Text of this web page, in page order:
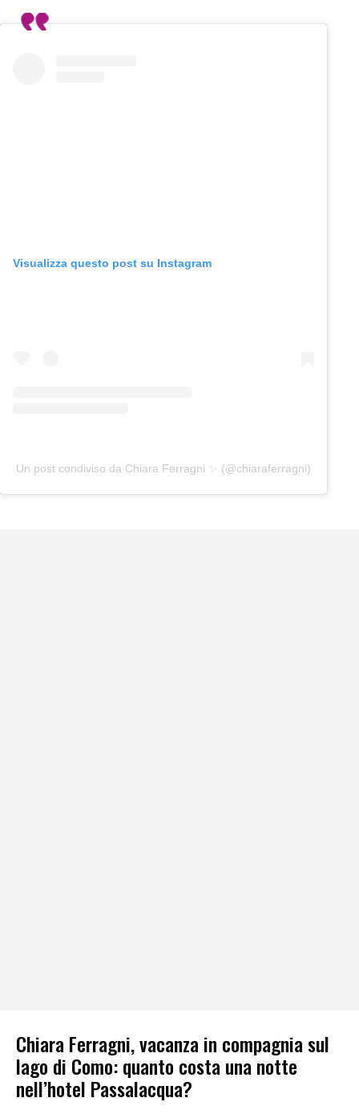
Visualizza questo post su Instagram
Un post condiviso da Chiara Ferragni ✨ (@chiaraferragni)
Chiara Ferragni, vacanza in compagnia sul
lago di Como: quanto costa una notte
nell’hotel Passalacqua?